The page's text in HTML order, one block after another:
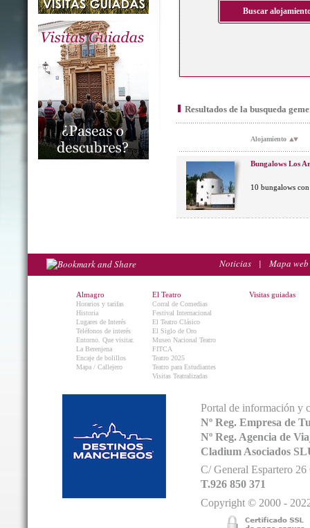
Resultados de la busqueda
Alojamiento
Bungalows Los
10 bungalows
Noticias | Mapa web
Almagro
Horarios y tarifas
Historia
Lugares de Interés
Teléfonos de interés
Entorno. Que visitar.
La Berenjena
Encaje de bolillos
Mapa / Callejero
El Teatro
Corral de Comedias
Festival Internacional
El Teatro Clásico
El Siglo de Oro
Museo Nacional Teatro
FITCA
Teatro 2025
Teatro para Estudiantes
Visitas Teatralizadas
Visitas guiadas
Portal de información y
Nº Reg. Empresa de
Nº Reg. Agencia de
Cladium Asociados
C/ General Espartero
T.926 850 371
Copyright © 2000 -